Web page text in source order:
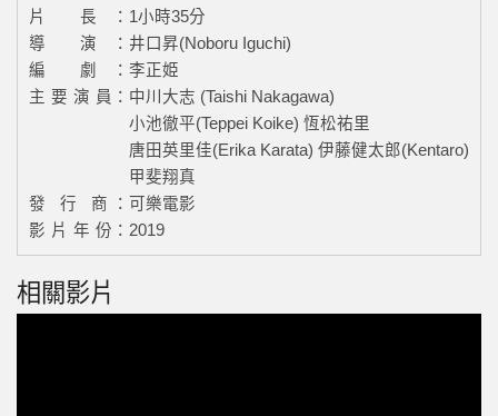
片 長： 1小時35分
導 演： 井口昇(Noboru Iguchi)
編 劇： 李正姫
主 要 演 員： 中川大志 (Taishi Nakagawa)
小池徹平(Teppei Koike) 恆松祐里
唐田英里佳(Erika Karata) 伊藤健太郎(Kentaro)
甲斐翔真
發 行 商： 可樂電影
影 片 年 份： 2019
相關影片